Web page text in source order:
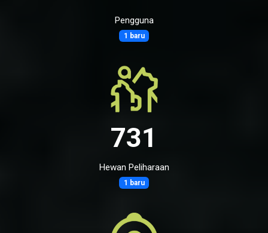
Pengguna
1 baru
731
Hewan Peliharaan
1 baru